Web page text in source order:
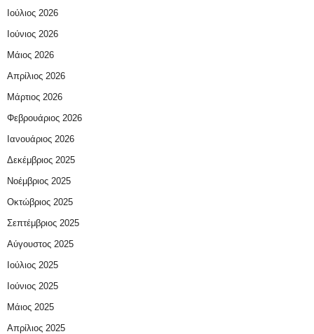
Ιούλιος 2026
Ιούνιος 2026
Μάιος 2026
Απρίλιος 2026
Μάρτιος 2026
Φεβρουάριος 2026
Ιανουάριος 2026
Δεκέμβριος 2025
Νοέμβριος 2025
Οκτώβριος 2025
Σεπτέμβριος 2025
Αύγουστος 2025
Ιούλιος 2025
Ιούνιος 2025
Μάιος 2025
Απρίλιος 2025